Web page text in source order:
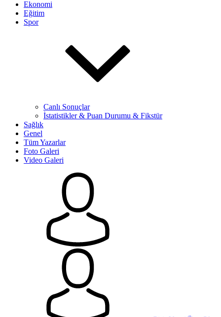
Ekonomi
Eğitim
Spor
Canlı Sonuçlar
İstatistikler & Puan Durumu & Fikstür
Sağlık
Genel
Tüm Yazarlar
Foto Galeri
Video Galeri